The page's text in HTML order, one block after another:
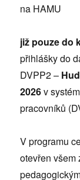
na HAMU
již pouze do
přihlášky do
DVPP2 –
2026v
pracovníků
V programu
otevřen všem